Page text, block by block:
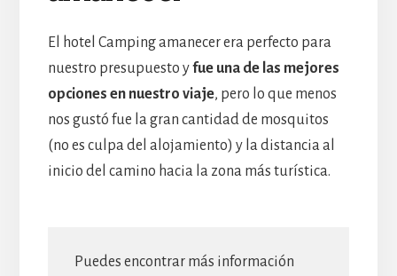
El hotel Camping amanecer era perfecto para
nuestro presupuesto yfue una de las mejores
opciones en nuestro viaje, pero lo que menos
nos gustó fue la gran cantidad de mosquitos
(no es culpa del alojamiento) y la distancia al
inicio del camino hacia la zona más turística.
Puedes encontrar más información